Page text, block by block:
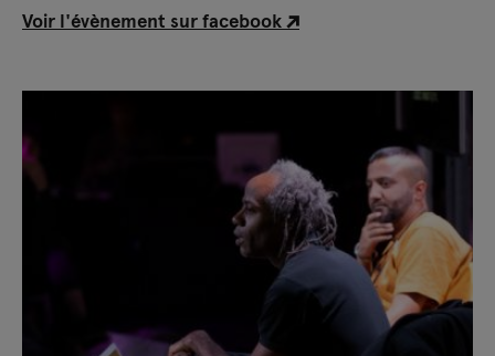
Voir l'évènement sur facebook